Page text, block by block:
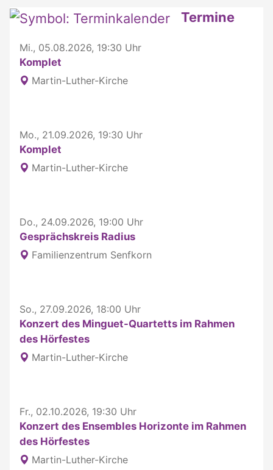
Weitere interessante Inhalte Termine
Mi., 05.08.2026, 19:30 Uhr
Komplet
Martin-Luther-Kirche
Mo., 21.09.2026, 19:30 Uhr
Komplet
Martin-Luther-Kirche
Do., 24.09.2026, 19:00 Uhr
Gesprächskreis Radius
Familienzentrum Senfkorn
So., 27.09.2026, 18:00 Uhr
Konzert des Minguet-Quartetts im Rahmen
des Hörfestes
Martin-Luther-Kirche
Fr., 02.10.2026, 19:30 Uhr
Konzert des Ensembles Horizonte im Rahmen
des Hörfestes
Martin-Luther-Kirche